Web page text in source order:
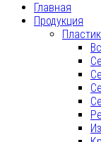
Главная
Продукция